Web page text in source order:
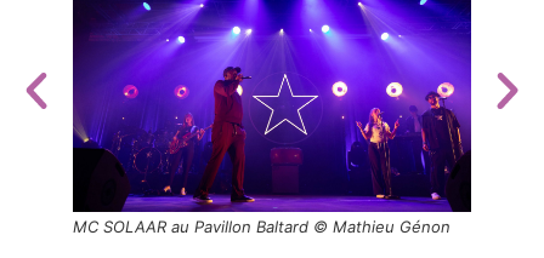
MC SOLAAR au Pavillon Baltard © Mathieu Génon